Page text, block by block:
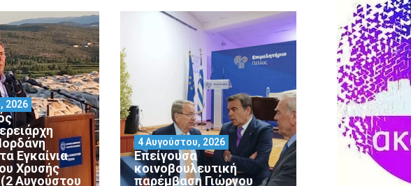
Εγκαίνια
Χρυσής
Αυγούστου
2026
Επείγουσα
κοινοβουλευτική
παρέμβαση Γιώργου
4 Αυγούστου, 2026